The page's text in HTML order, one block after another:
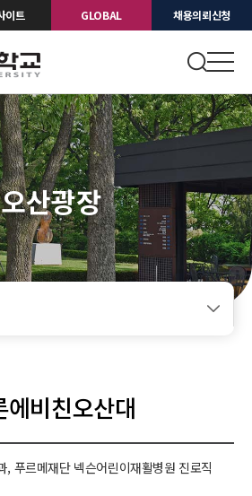
이트 GLOBAL 채용의뢰신청
오산광장
에비친오산대
, 푸르메재단 넥슨어린이재활병원 진로직